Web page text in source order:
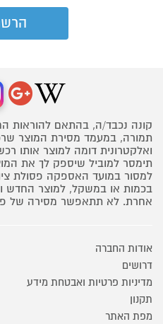
קונה נכבד/ה, בהתאם להוראות
תמורה, במעמד מסירת המוצר
ואלקטרונית דומה למוצר אותו
תימסר למוביל שיספק לך את
למסור במועד האספקה פסולת
בכמות או במשקל, למוצר החדש
אחרת. לא תתאפשר מסירה של
אודות החברה
דרושים
מדיניות פרטיות ואבטחת מידע
תקנון
מפת האתר